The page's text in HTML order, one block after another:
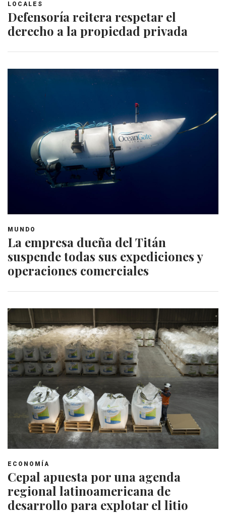
LOCALES
Defensoría reitera respetar el
derecho a la propiedad privada
MUNDO
La empresa dueña del Titán
suspende todas sus expediciones y
operaciones comerciales
ECONOMÍA
Cepal apuesta por una agenda
regional latinoamericana de
desarrollo para explotar el litio